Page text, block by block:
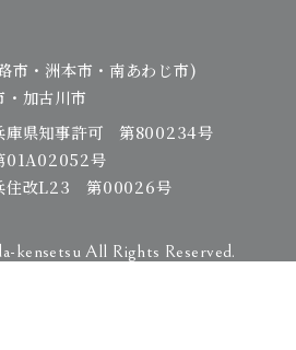
市・洲本市・南あわじ市)
・加古川市
知事許可 第800234号
01A02052号
L23 第00026号
kensetsu All Rights Reserved.